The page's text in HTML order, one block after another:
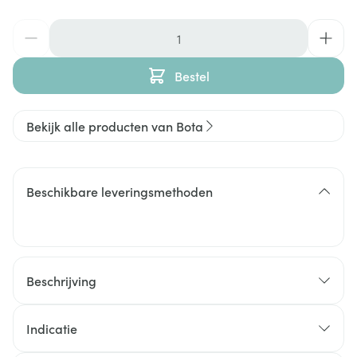
Bestel
Bekijk alle producten van Bota
Beschikbare leveringsmethoden
Beschrijving
Indicatie